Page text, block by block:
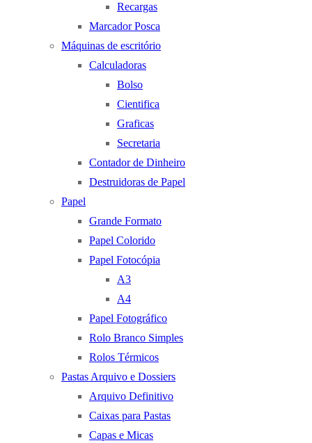
Recargas
Marcador Posca
Máquinas de escritório
Calculadoras
Bolso
Cientifica
Graficas
Secretaria
Contador de Dinheiro
Destruidoras de Papel
Papel
Grande Formato
Papel Colorido
Papel Fotocópia
A3
A4
Papel Fotográfico
Rolo Branco Simples
Rolos Térmicos
Pastas Arquivo e Dossiers
Arquivo Definitivo
Caixas para Pastas
Capas e Micas